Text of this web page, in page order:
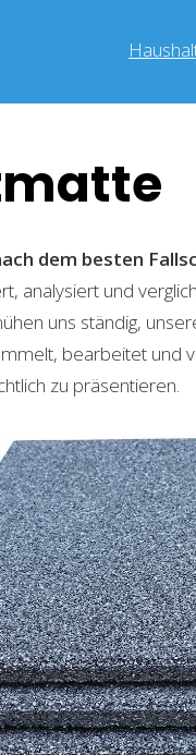
dem besten
analysiert und
uns ständig,
bearbeitet und
zu präsentieren.